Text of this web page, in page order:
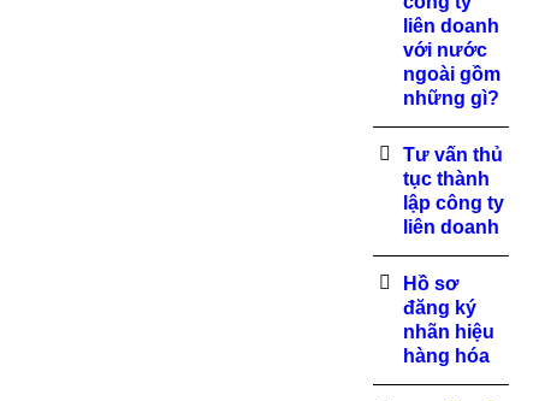
liên doanh
với nước
ngoài gồm
những gì?
Tư vấn thủ
tục thành
lập công ty
liên doanh
Hồ sơ
đăng ký
nhãn hiệu
hàng hóa